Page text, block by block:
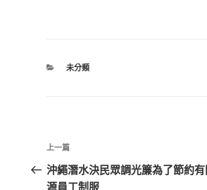
分
未分類
文
章
上
一
篇
上一篇
沖繩潛水決民眾調光簾為了節約
源員工制服